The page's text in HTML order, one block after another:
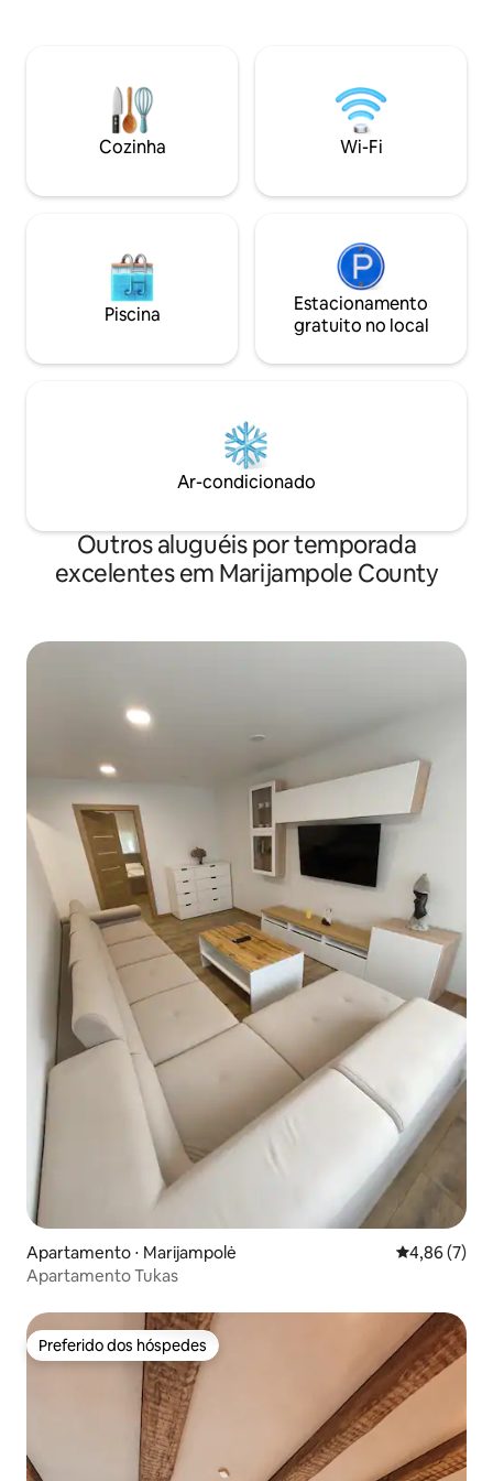
verdadeira tranquilidade do campo,
pessoas amigáveis e a natureza. Nas
proximidades, há florestas, prados e
lagos, ideais para caminhadas, colheita
cúpula -
Cozinha Wi-Fi
Piscina
Estacionamento
gratuito no local
Ar-condicionado
Outros aluguéis por temporada
excelentes em Marijampole County
Apartamento ⋅ Marijampolė 4,86 de uma
4,86 (7)
Apartamento Tukas
Preferido dos hóspedes
Preferido dos hóspedes